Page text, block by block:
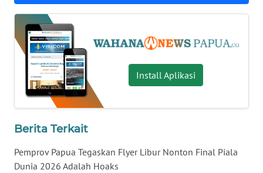
Install Aplikasi
Berita Terkait
Pemprov Papua Tegaskan Flyer Libur Nonton Final Piala
Dunia 2026 Adalah Hoaks
WN
KALBAR
WN
KALTENG
WN
KALTARA
KALSEL